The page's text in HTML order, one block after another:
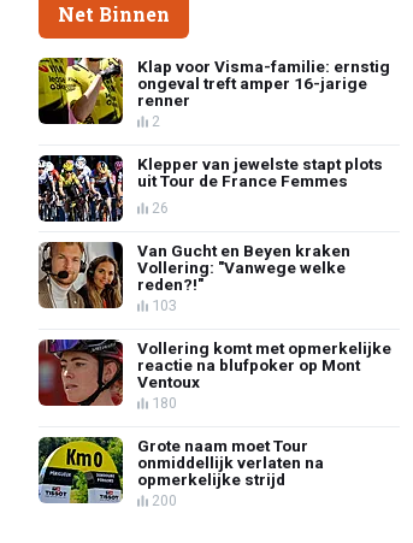
Net Binnen
Klap voor Visma-familie: ernstig
ongeval treft amper 16-jarige
renner
2
Klepper van jewelste stapt plots
uit Tour de France Femmes
26
Van Gucht en Beyen kraken
Vollering: "Vanwege welke
reden?!"
103
Vollering komt met opmerkelijke
reactie na blufpoker op Mont
Ventoux
180
Grote naam moet Tour
onmiddellijk verlaten na
opmerkelijke strijd
200